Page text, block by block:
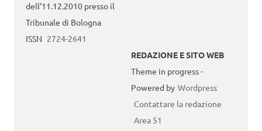
dell’11.12.2010 presso il
Tribunale di Bologna
ISSN 2724-2641
REDAZIONE E SITO WEB
Theme in progress -
Powered by Wordpress
Contattare la redazione
Area 51